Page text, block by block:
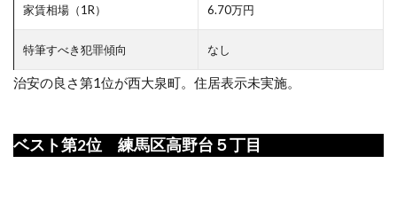
家賃相場（1R） 6.70万円
特筆すべき犯罪傾向 なし
治安の良さ第1位が西大泉町。住居表示未実施。
ベスト第2位 練馬区高野台５丁目